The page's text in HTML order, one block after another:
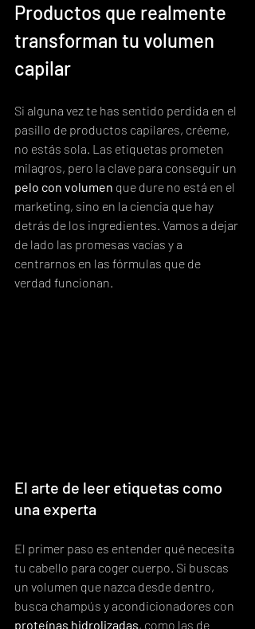
Productos que realmente
transforman tu volumen
capilar
Si alguna vez te has sentido perdida en el
pasillo de productos capilares, créeme,
no estás sola. Las etiquetas prometen
milagros, pero la clave para conseguir un
pelo con volumen que dure no está en el
marketing, sino en la ciencia que hay
detrás de los ingredientes. Vamos a dejar
de lado las promesas vacías y a
centrarnos en las fórmulas que de
verdad funcionan.
El arte de leer etiquetas como
una experta
El primer paso es entender qué necesita
tu cabello para coger cuerpo. Si buscas
un volumen que nazca desde dentro,
busca champús y acondicionadores con
proteínas hidrolizadas, como las de